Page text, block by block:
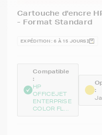
Cartouche d'encre
- Format Standard
EXPÉDITION : 6 À 15 JOURS
Compatible
:
HP
OFFICEJET
ENTERPRISE
COLOR FL...
: